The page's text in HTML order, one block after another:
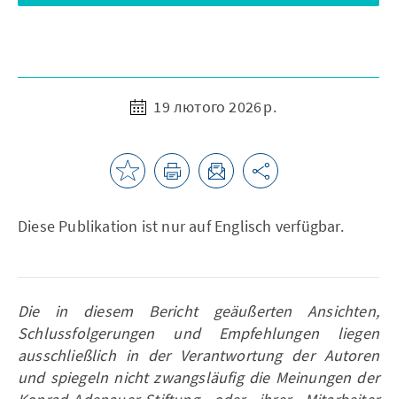
19 лютого 2026 р.
Diese Publikation ist nur auf Englisch verfügbar.
Die in diesem Bericht geäußerten Ansichten,
Schlussfolgerungen und Empfehlungen liegen
ausschließlich in der Verantwortung der Autoren
und spiegeln nicht zwangsläufig die Meinungen der